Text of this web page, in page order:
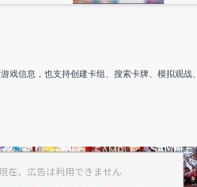
戏信息，也支持创建卡组、搜索卡牌、模拟观